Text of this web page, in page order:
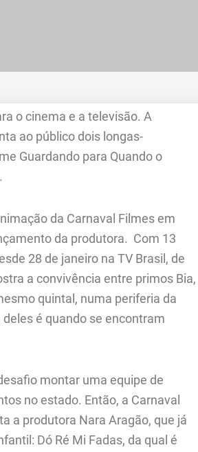
o cinema e a televisão. A
ao público dois longas-
Guardando para Quando o
da Carnaval Filmes em
da produtora. Com 13
28 de janeiro na TV Brasil, de
a convivência entre primos Bia,
quintal, numa periferia da
é quando se encontram
montar uma equipe de
no estado. Então, a Carnaval
a produtora Nara Aragão, que já
Dó Ré Mi Fadas, da qual é